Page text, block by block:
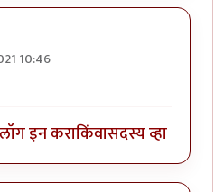
10:46
लॉग इन कराकिंवासदस्य व्हा